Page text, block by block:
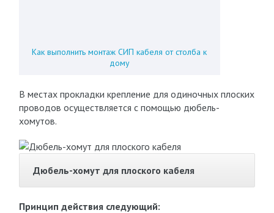
Как выполнить монтаж СИП кабеля от столба к
дому
В местах прокладки крепление для одиночных плоских
проводов осуществляется с помощью дюбель-
хомутов.
Дюбель-хомут для плоского кабеля
Принцип действия следующий: